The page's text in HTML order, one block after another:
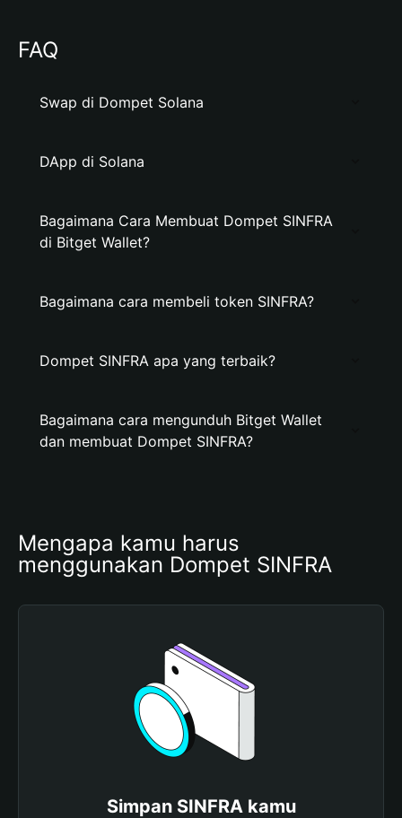
FAQ
Swap di Dompet Solana
DApp di Solana
Bagaimana Cara Membuat Dompet SINFRA
di Bitget Wallet?
Bagaimana cara membeli token SINFRA?
Dompet SINFRA apa yang terbaik?
Bagaimana cara mengunduh Bitget Wallet
dan membuat Dompet SINFRA?
Mengapa kamu harus
menggunakan Dompet SINFRA
Simpan SINFRA kamu